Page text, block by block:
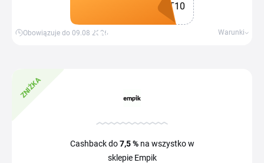
Zdobądź kupon
T10
Obowiązuje do 09.08.2026 Warunki
ZNIŻKA
Cashback do7,5 %na wszystko w
sklepie Empik